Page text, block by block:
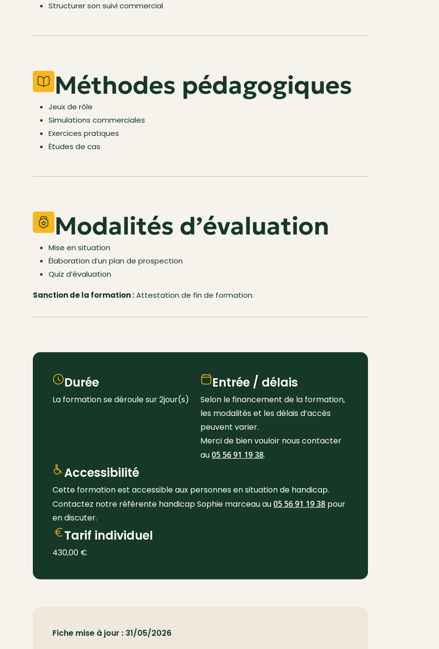
Structurer son suivi commercial
Méthodes pédagogiques
Jeux de rôle
Simulations commerciales
Exercices pratiques
Études de cas
Modalités d’évaluation
Mise en situation
Élaboration d’un plan de prospection
Quiz d’évaluation
Sanction de la formation :Attestation de fin de formation.
Durée
La formation se déroule sur 2jour(s)
Entrée / délais
Selon le financement de la formation,
les modalités et les délais d’accès
peuvent varier.
Merci de bien vouloir nous contacter
au05 56 91 19 38.
Accessibilité
Cette formation est accessible aux personnes en situation de handicap.
Contactez notre référente handicap Sophie marceau au05 56 91 19 38 pour
en discuter.
Tarif individuel
430,00 €
Fiche mise à jour : 31/05/2026